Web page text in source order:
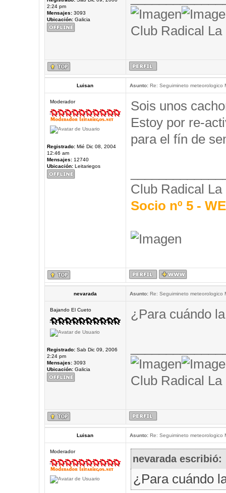
2:24 pm
Mensajes:3093
Ubicación:Galicia
Club Radical La
Luisan Asunto:Re: Seguimineto meteorologico
Moderador
Registrado:Mié Dic 08, 2004
12:46 am
Mensajes:12740
Ubicación:Leitariegos
Sois unos
Estoy por re-
para el fín de
Club Radical La
Socio nº 5 -
nevarada Asunto:Re: Seguimineto meteorologico
Bajando El Cueto
Registrado:Sab Dic 09, 2006
2:24 pm
Mensajes:3093
Ubicación:Galicia
¿Para cuándo
Club Radical La
Luisan Asunto:Re: Seguimineto meteorologico
Moderador
nevarada escribió:
¿Para cuándo